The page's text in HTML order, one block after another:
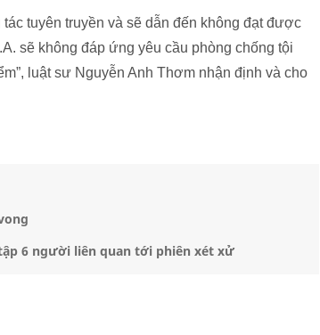
tuyên truyền và sẽ dẫn đến không đạt được
sẽ không đáp ứng yêu cầu phòng chống tội
luật sư Nguyễn Anh Thơm nhận định và cho
6 người liên quan tới phiên xét xử